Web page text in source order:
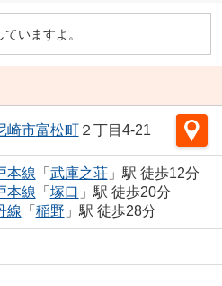
いますよ。
崎市富松町２丁目4-21
本線 「 武庫之荘」駅 徒歩12分
本線 「 塚口 」駅 徒歩20分
線 「 稲野 」駅 徒歩28分